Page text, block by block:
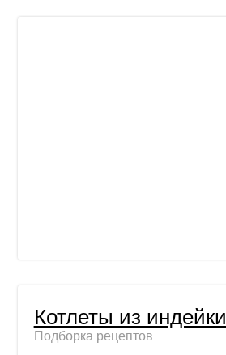
Котлеты из индейки
Подборка рецептов